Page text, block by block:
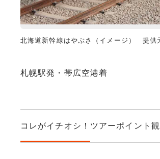
北海道新幹線はやぶさ（イメージ） 提供
札幌駅発・帯広空港着
コレがイチオシ！ ツアーポイント